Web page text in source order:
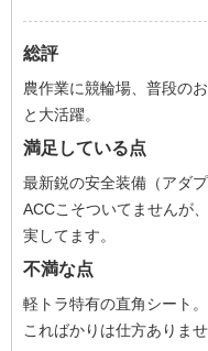
総評
農作業に競輪場、普段の
と大活躍。
満足している点
最新鋭の安全装備（アダ
ACCこそついてませんが
実してます。
不満な点
軽トラ特有の直角シート。
こればかりは仕方ありませ